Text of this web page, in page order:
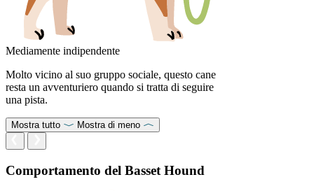
Mediamente indipendente
Molto vicino al suo gruppo sociale, questo cane
resta un avventuriero quando si tratta di seguire
una pista.
Mostra tutto Mostra di meno
Comportamento del Basset Hound